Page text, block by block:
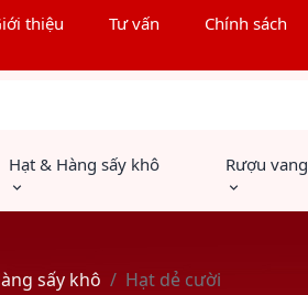
thiệu Tư vấn Chính sách
Hạt & Hàng sấy khô Rượu vang
sấy khô Hạt dẻ cười